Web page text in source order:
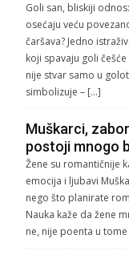
Goli san, bliskiji
osećaju veću
čaršava? Jedno
koji spavaju goli
nije stvar samo u
simbolizuje – […]
Muškarci,
postoji mnogo
Žene su romantičnije
emocija i ljubavi
nego što planirate
Nauka kaže da žene
ne, nije poenta u